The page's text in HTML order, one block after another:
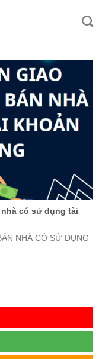
có sử dụng tài
NHÀ CÓ SỬ DỤNG